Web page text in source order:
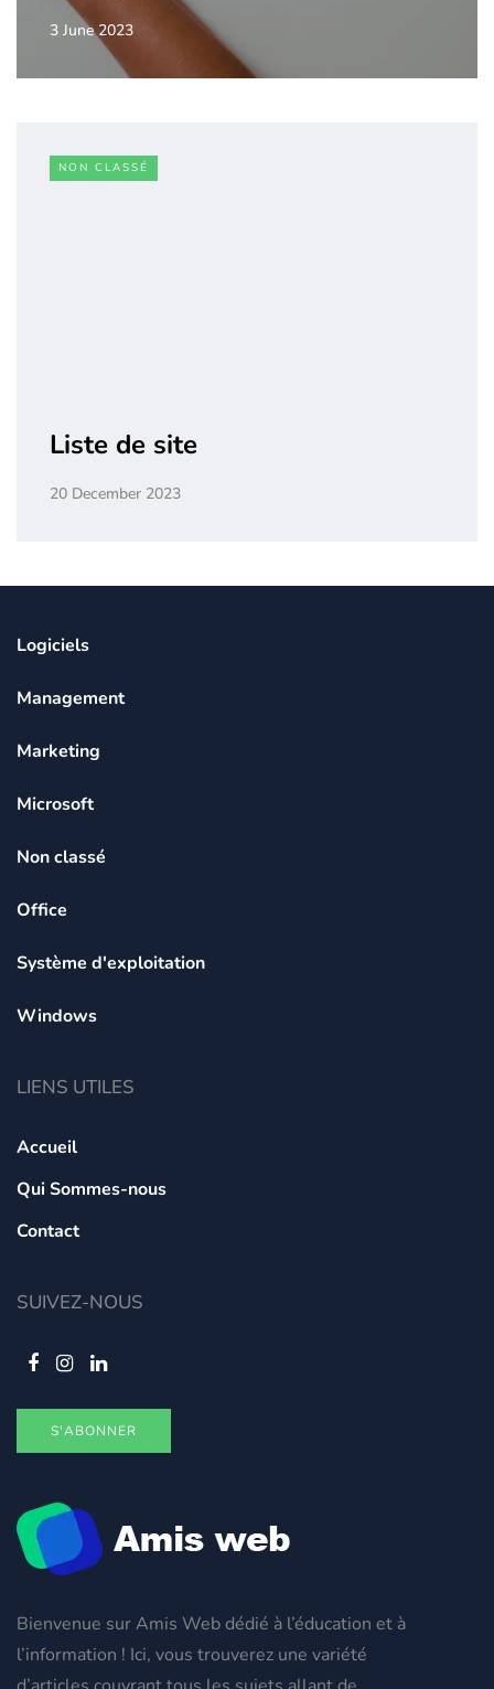
3 June 2023
NON CLASSÉ
Liste de site
20 December 2023
Bienvenue sur Amis Web dédié à l’éducation et à
l’information ! Ici, vous trouverez une variété
Logiciels
Management
Marketing
Microsoft
Non classé
Office
Système d'exploitation
Windows
LIENS UTILES
Accueil
Qui Sommes-nous
Contact
SUIVEZ-NOUS
S'ABONNER